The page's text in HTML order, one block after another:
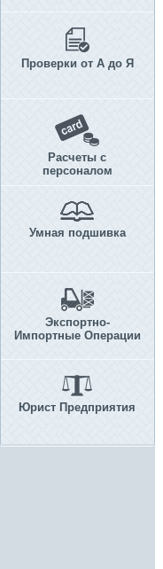
Проверки от А до Я
Расчеты с
персоналом
Умная подшивка
Экспортно-
Импортные Операции
Юрист Предприятия